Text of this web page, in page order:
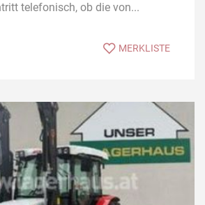
telefonisch, ob die von...
MERKLISTE